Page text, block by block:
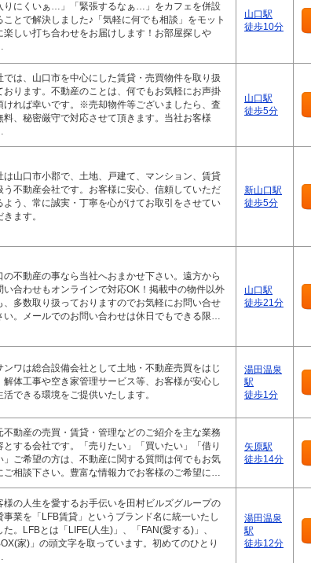
りにくいぁ…」「緊張するなぁ…」をカフェを併設
ことで解決しました♪「気軽に何でも相談」をモット
楽しい打ち合わせをお届けします！お部屋探しや
山口駅
徒歩10分
では、山口市を中心にした賃貸・売買物件を取り扱
おります。不動産のことは、何でもお気軽にお声掛
ければ幸いです。※売却物件等ございましたら、査
料、秘密厳守で対応させて頂きます。当社お客様
山口駅
徒歩5分
は山口市小郡で、土地、戸建て、マンション、賃貸
う不動産会社です。お客様に安心、信頼していただ
よう、常に誠実・丁寧を心がけてお取引をさせてい
きます。
新山口駅
徒歩5分
の不動産の事なら当社へおまかせ下さい。遠方から
い合わせもオンラインで対応OK！掲載中の物件以外
、多数取り扱っておりますのでお気軽にお問い合せ
い。メールでのお問い合わせは休日でもできる限…
山口駅
徒歩21分
ワは総合設備会社として土地・不動産売買をはじ
解体工事や空き家管理サービス等、お客様が安心し
活できる環境をご提供いたします。
湯田温泉
駅
徒歩1分
不動産の売買・賃貸・管理などのご紹介を主な業務
とする会社です。「売りたい」「買いたい」「借り
」ご希望の方は、不動産に関する質問は何でもお気
ご相談下さい。豊富な情報力でお客様のご希望に…
矢原駅
徒歩14分
様の人生を愛するお手伝いを田村ビルズグループの
事業を「LFB賃貸」というブランド名に統一いたし
た。LFBとは「LIFE(人生)」、「FAN(愛する)」、
家)」の頭文字を取っています。初めてのひとり
湯田温泉
駅
徒歩12分